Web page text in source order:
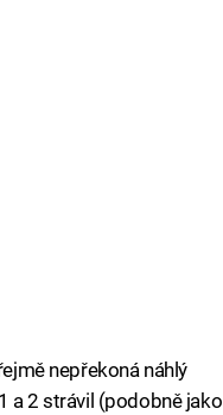
nepřekoná náhlý
a 2 strávil (podobně jako